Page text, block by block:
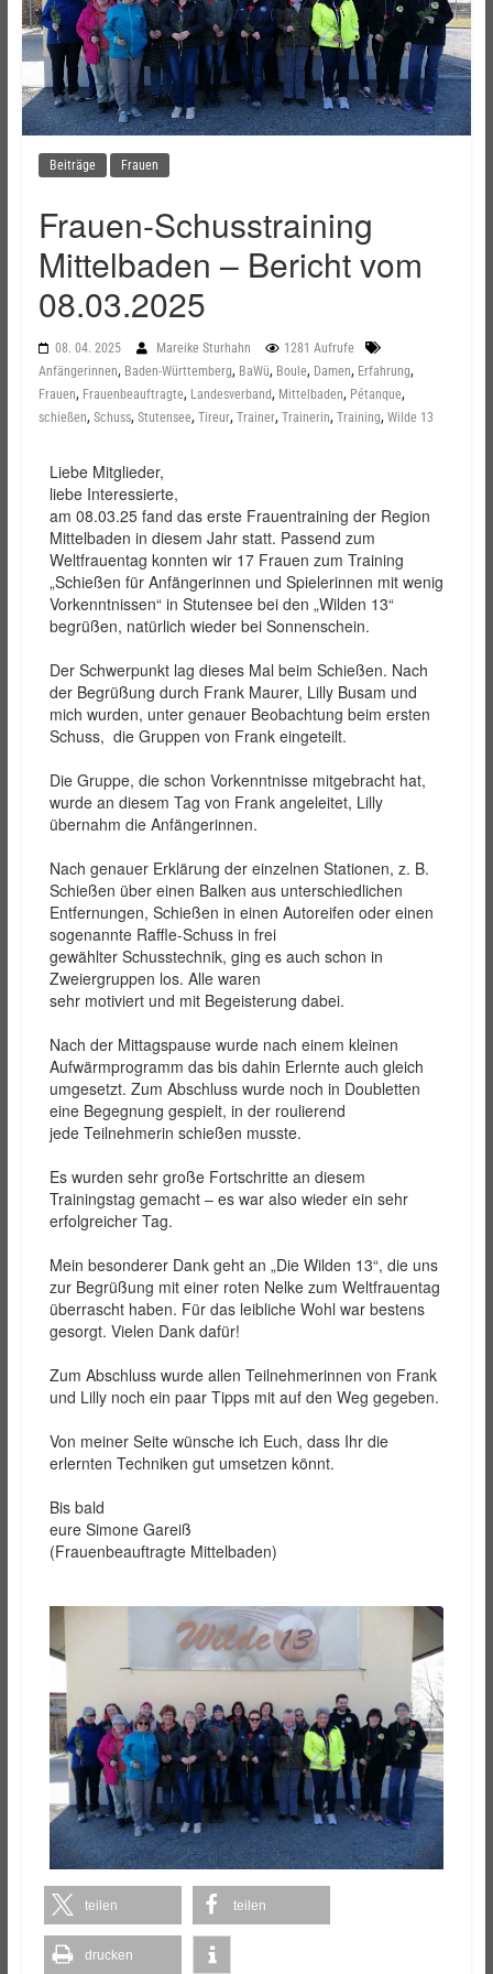
Beiträge Frauen
Frauen-Schusstraining
Mittelbaden – Bericht vom
08.03.2025
08. 04. 2025 Mareike Sturhahn
1281 Aufrufe
Anfängerinnen, Baden-Württemberg, BaWü, Boule, Damen, Erfahrung,
Frauen, Frauenbeauftragte, Landesverband, Mittelbaden, Pétanque,
schießen, Schuss, Stutensee, Tireur, Trainer, Trainerin, Training, Wilde 13
Liebe Mitglieder,
liebe Interessierte,
am 08.03.25 fand das erste Frauentraining der Region
Mittelbaden in diesem Jahr statt. Passend zum
Weltfrauentag konnten wir 17 Frauen zum Training
„Schießen für Anfängerinnen und Spielerinnen mit wenig
Vorkenntnissen“ in Stutensee bei den „Wilden 13“
begrüßen, natürlich wieder bei Sonnenschein.
Der Schwerpunkt lag dieses Mal beim Schießen. Nach
der Begrüßung durch Frank Maurer, Lilly Busam und
mich wurden, unter genauer Beobachtung beim ersten
Schuss, die Gruppen von Frank eingeteilt.
Die Gruppe, die schon Vorkenntnisse mitgebracht hat,
wurde an diesem Tag von Frank angeleitet, Lilly
übernahm die Anfängerinnen.
Nach genauer Erklärung der einzelnen Stationen, z. B.
Schießen über einen Balken aus unterschiedlichen
Entfernungen, Schießen in einen Autoreifen oder einen
sogenannte Raffle-Schuss in frei
gewählter Schusstechnik, ging es auch schon in
Zweiergruppen los. Alle waren
sehr motiviert und mit Begeisterung dabei.
Nach der Mittagspause wurde nach einem kleinen
Aufwärmprogramm das bis dahin Erlernte auch gleich
umgesetzt. Zum Abschluss wurde noch in Doubletten
eine Begegnung gespielt, in der roulierend
jede Teilnehmerin schießen musste.
Es wurden sehr große Fortschritte an diesem
Trainingstag gemacht – es war also wieder ein sehr
erfolgreicher Tag.
Mein besonderer Dank geht an „Die Wilden 13“, die uns
zur Begrüßung mit einer roten Nelke zum Weltfrauentag
überrascht haben. Für das leibliche Wohl war bestens
gesorgt. Vielen Dank dafür!
Zum Abschluss wurde allen Teilnehmerinnen von Frank
und Lilly noch ein paar Tipps mit auf den Weg gegeben.
Von meiner Seite wünsche ich Euch, dass Ihr die
erlernten Techniken gut umsetzen könnt.
Bis bald
eure Simone Gareiß
(Frauenbeauftragte Mittelbaden)
teilen teilen
drucken